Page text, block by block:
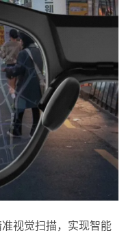
视觉扫描，实现智能